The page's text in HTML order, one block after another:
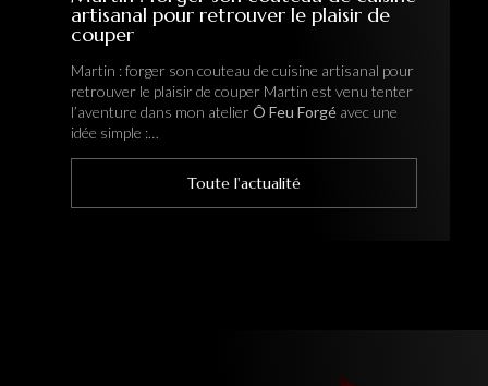
forge pour fabriquer son couteau
artisanal
Hervé : une immersion au cœur de la forge pour
fabriquer son couteau artisanal Hervé est venu dans
mon atelierÔ Feu Forgépour vivre une vraie
immersion au cœur de la forge. L…
Toute l'actualité